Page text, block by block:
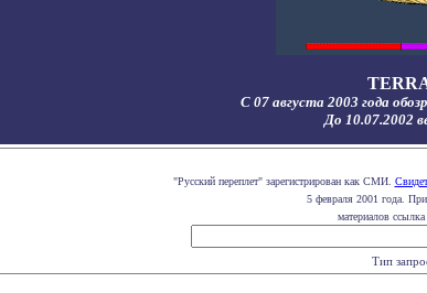
С 07 августа 2003 года
До 10.07.2002
"Русский переплет" зарегистрирован как СМИ.
5 февраля 2001 года.
материалов
Тип